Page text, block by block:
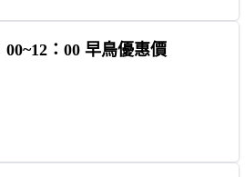
：00 早鳥優惠價